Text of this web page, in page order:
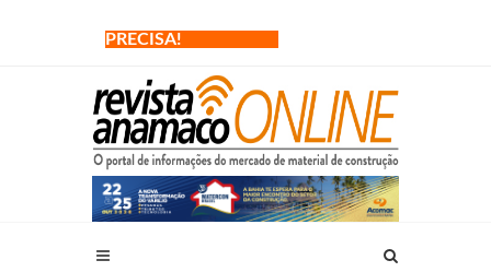
PRECISA!